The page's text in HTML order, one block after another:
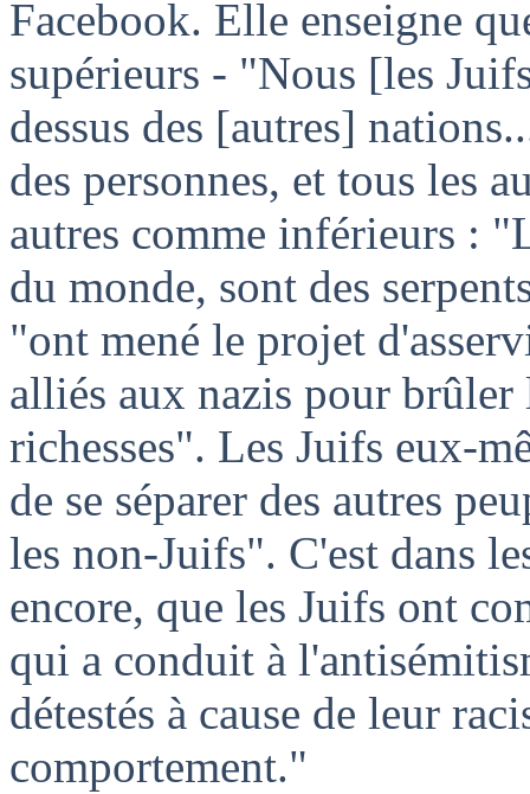
Facebook. Elle enseigne
supérieurs - "Nous [les
dessus des [autres]
des personnes, et tous les
autres comme inférieurs :
du monde, sont des
"ont mené le projet
alliés aux nazis pour
richesses". Les Juifs eux-
de se séparer des autres
les non-Juifs". C'est dans
encore, que les Juifs ont
qui a conduit à
détestés à cause de leur
comportement."